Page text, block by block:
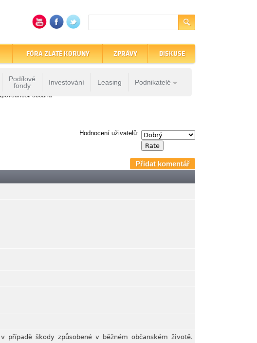
Podílové
fondy
Investování Leasing Podnikatelé
FÓRA ZLATÉ KORUNY ZPRÁVY DISKUSE
občana
Hodnocení uživatelů:
Přidat komentář
případě škody způsobené v běžném občanském životě.